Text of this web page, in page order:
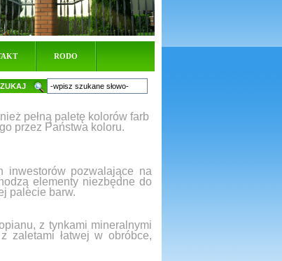
RODO
pełną paletę kolorów farb
przez Państwa koloru.
inwestorów pozwalające na
elementy niezbędne do
palecie barw.
z tynkami mineralnymi
zaletami łatwej w obróbce,